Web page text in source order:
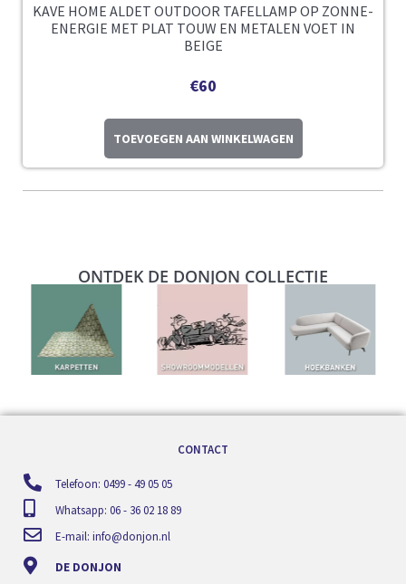
KAVE HOME ALDET OUTDOOR TAFELLAMP OP ZONNE-
ENERGIE MET PLAT TOUW EN METALEN VOET IN
BEIGE
€60
TOEVOEGEN AAN WINKELWAGEN
ONTDEK DE DONJON COLLECTIE
CONTACT
Telefoon: 0499 - 49 05 05
Whatsapp: 06 - 36 02 18 89
E-mail: info@donjon.nl
DE DONJON